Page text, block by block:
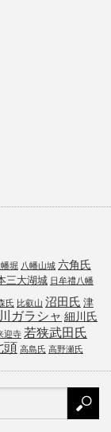
幡堀 八幡山城 六角氏
三大湖城 日牟禮八幡
氏 比叡山 沼田氏 津
ガラシャ 細川氏
迎寺 若狭武田氏
頭 高島氏 高野瀬氏